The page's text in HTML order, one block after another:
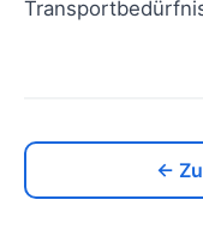
←